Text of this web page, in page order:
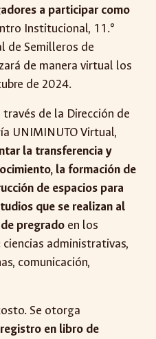
a participar como
Institucional, 11.°
de Semilleros de
de manera virtual los
de 2024.
de la Dirección de
UNIMINUTO Virtual,
la transferencia y
la formación de
de espacios para
que se realizan al
pregrado en los
ciencias administrativas,
comunicación,
Se otorga
en libro de